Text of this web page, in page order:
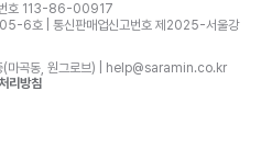
번호 113-86-00917
6호 | 통신판매업신고번호 제2025-서울강
(마곡동, 원그로브) | help@saramin.co.kr
리방침